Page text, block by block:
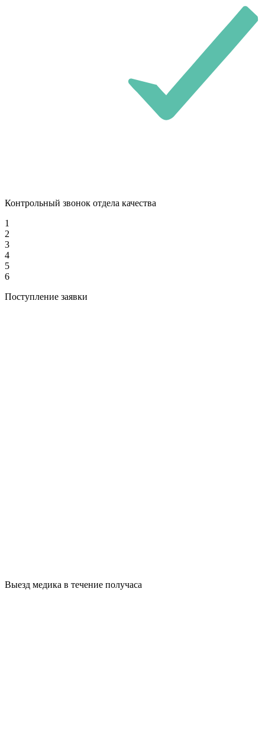
Контрольный звонок отдела качества
1
2
3
4
5
6
Поступление заявки
Выезд медика в течение получаса